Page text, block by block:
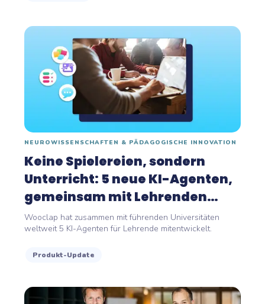
NEUROWISSENSCHAFTEN & PÄDAGOGISCHE INNOVATION
Keine Spielereien, sondern
Unterricht: 5 neue KI-Agenten,
gemeinsam mit Lehrenden
entwickelt
Wooclap hat zusammen mit führenden Universitäten
weltweit 5 KI-Agenten für Lehrende mitentwickelt.
Produkt-Update